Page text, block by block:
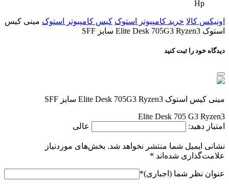
Hp
اونیکس کالا خرید کامپیوتر استوک کیس کامپیوتر استوک مینی کیس
استوک Elite Desk 705G3 Ryzen3 سایز SFF
دیدگاه خود را ثبت کنید
مینی کیس استوک Elite Desk 705G3 Ryzen3 سایز SFF
Elite Desk 705 G3 Ryzen3
امتیاز دهید:
عالی
نشانی ایمیل شما منتشر نخواهد شد. بخش‌های موردنیاز
علامت‌گذاری شده‌اند *
عنوان نظر شما (اجباری)*